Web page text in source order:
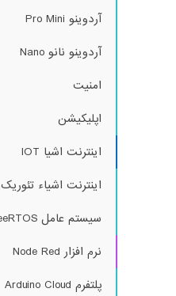
آردوینو Pro Mini
آردوینو نانو Nano
امنیت
اپلیکیشن
اینترنت اشیا IOT
اینترنت اشیاء تئوریک
سیستم عامل FreeRTOS
نرم افزار Node Red
پلتفرم Arduino Cloud